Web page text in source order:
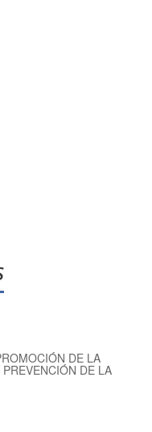
DE LA
DE LA